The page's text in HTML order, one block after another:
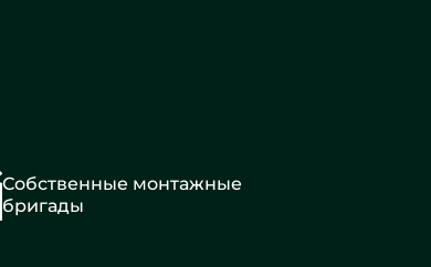
Собственные монтажные
бригады